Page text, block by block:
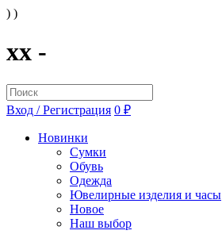
) )
xx -
Вход / Регистрация 0 ₽
Новинки
Сумки
Обувь
Одежда
Ювелирные изделия и часы
Новое
Наш выбор